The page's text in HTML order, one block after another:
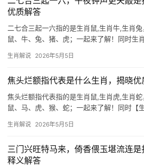
优质解答
二七合三起一六指的是生肖鼠,生肖牛,生肖
鼠、牛、兔、猪、虎；一起来了解！同时生
对应子时，正是生肖鼠的活跃时段，鼠为十
生肖解说 2026年5月5日
焦头烂额指代表是什么生肖，揭晓优
焦头烂额指代表指的是生肖鼠,生肖虎,生肖
鼠、马、虎、猴、蛇；一起来了解！同时【
脑灵活，但2026年流年不利，尤其下半年易
生肖解说 2026年5月5日
三门兴旺特马来，倚香偎玉堪流连
释义解答